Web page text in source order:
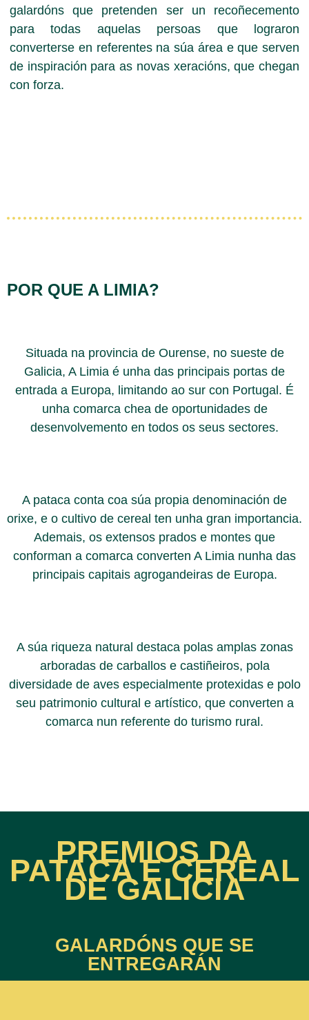
galardóns que pretenden ser un recoñecemento
para todas aquelas persoas que lograron
converterse en referentes na súa área e que serven
de inspiración para as novas xeracións, que chegan
con forza.
POR QUE A LIMIA?
Situada na provincia de Ourense, no sueste de
Galicia, A Limia é unha das principais portas de
entrada a Europa, limitando ao sur con Portugal. É
unha comarca chea de oportunidades de
desenvolvemento en todos os seus sectores.
A pataca conta coa súa propia denominación de
orixe, e o cultivo de cereal ten unha gran importancia.
Ademais, os extensos prados e montes que
conforman a comarca converten A Limia nunha das
principais capitais agrogandeiras de Europa.
A súa riqueza natural destaca polas amplas zonas
arboradas de carballos e castiñeiros, pola
diversidade de aves especialmente protexidas e polo
seu patrimonio cultural e artístico, que converten a
comarca nun referente do turismo rural.
PREMIOS DA
PATACA E CEREAL
DE GALICIA
GALARDÓNS QUE SE
ENTREGARÁN